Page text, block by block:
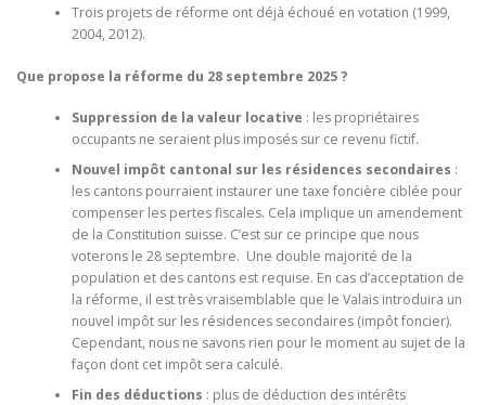
Trois projets de réforme ont déjà échoué en votation (1999,
2004, 2012).
Que propose la réforme du 28 septembre 2025 ?
Suppression de la valeur locative : les propriétaires
occupants ne seraient plus imposés sur ce revenu fictif.
Nouvel impôt cantonal sur les résidences secondaires :
les cantons pourraient instaurer une taxe foncière ciblée pour
compenser les pertes fiscales. Cela implique un amendement
de la Constitution suisse. C’est sur ce principe que nous
voterons le 28 septembre. Une double majorité de la
population et des cantons est requise. En cas d’acceptation de
la réforme, il est très vraisemblable que le Valais introduira un
nouvel impôt sur les résidences secondaires (impôt foncier).
Cependant, nous ne savons rien pour le moment au sujet de la
façon dont cet impôt sera calculé.
Fin des déductions : plus de déduction des intérêts